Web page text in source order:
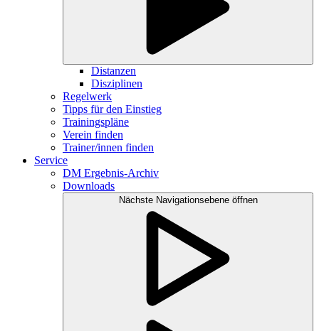
Distanzen
Disziplinen
Regelwerk
Tipps für den Einstieg
Trainingspläne
Verein finden
Trainer/innen finden
Service
DM Ergebnis-Archiv
Downloads
Nächste Navigationsebene öffnen